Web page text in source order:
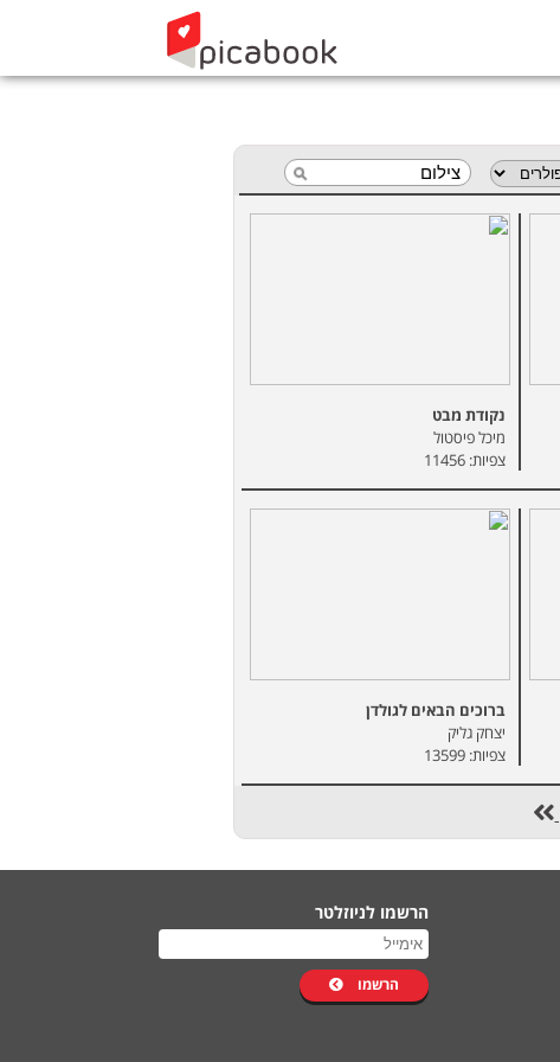
נקודת מבט
מיכל פיסטול
צפיות: 11456
ברוכים הבאים לגולדן
יצחק גליק
צפיות: 13599
הרשמו לניוזלטר
הרשמו